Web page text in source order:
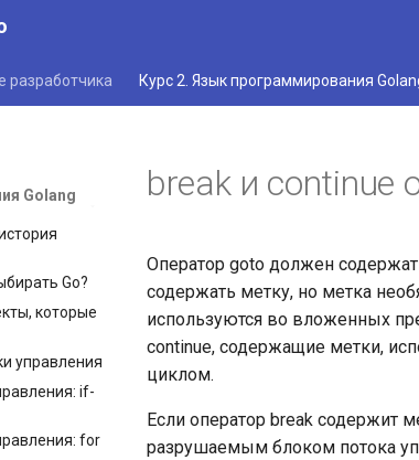
разработчика Курс 2. Язык программирования
Golang
Go?
которые
управления
if-
for
break и continue
Оператор goto должен
содержать метку, но метка
используются во вложенных
continue, содержащие метки,
циклом.
Если оператор break содержит
разрушаемым блоком потока